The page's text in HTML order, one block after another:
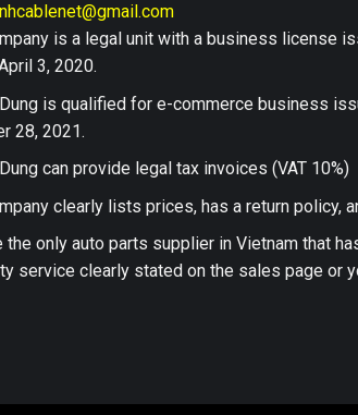
is a legal unit with a business license
3, 2020.
is qualified for e-commerce business
28, 2021.
can provide legal tax invoices (VAT 10%)
clearly lists prices, has a return policy,
the only auto parts supplier in Vietnam that
service clearly stated on the sales page or